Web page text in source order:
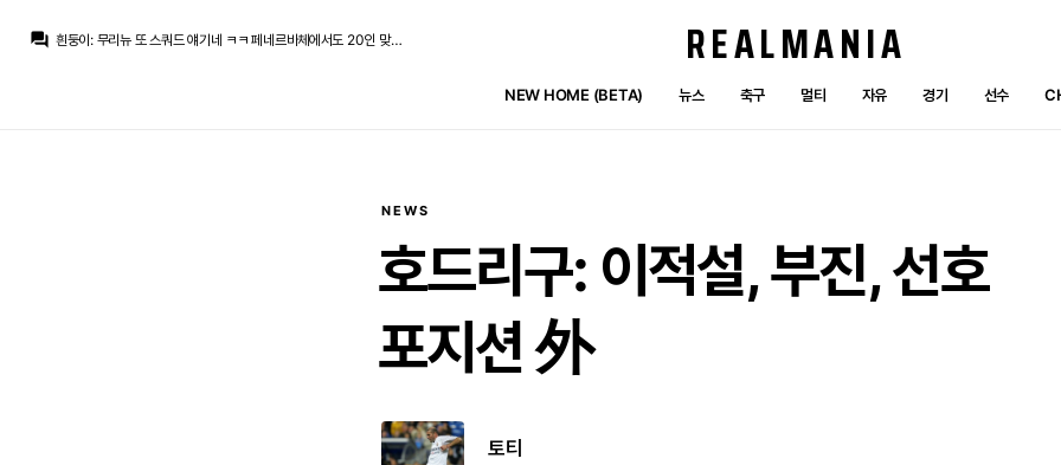
question_answer 흰둥이: 무리뉴 또 스쿼드 얘기네 ㅋㅋ 페네르바체에서도 20인 맞춘다니 성격 못버림
REALMANIA
NEW HOME (BETA) 뉴스 축구 멀티 자유 경기 선수
NEWS
호드리구: 이적설,부진,선호
포지션外
토티